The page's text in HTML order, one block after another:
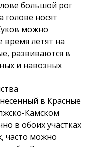
большой рог
голове носят
можно
время летят на
развиваются в
и навозных
в Красные
Камском
в обоих участках
часто можно